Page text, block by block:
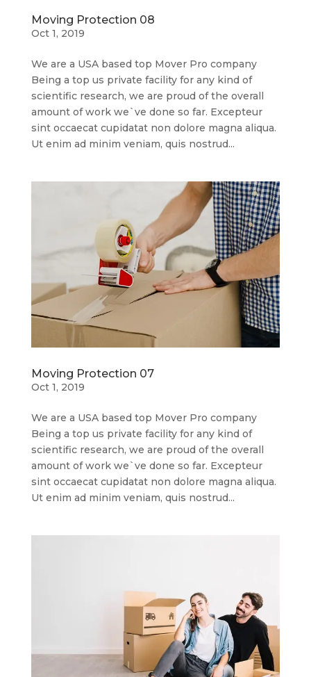
Moving Protection 08
Oct 1, 2019
We are a USA based top Mover Pro company
Being a top us private facility for any kind of
scientific research, we are proud of the overall
amount of work we`ve done so far. Excepteur
sint occaecat cupidatat non dolore magna aliqua.
Ut enim ad minim veniam, quis nostrud...
Moving Protection 07
Oct 1, 2019
We are a USA based top Mover Pro company
Being a top us private facility for any kind of
scientific research, we are proud of the overall
amount of work we`ve done so far. Excepteur
sint occaecat cupidatat non dolore magna aliqua.
Ut enim ad minim veniam, quis nostrud...